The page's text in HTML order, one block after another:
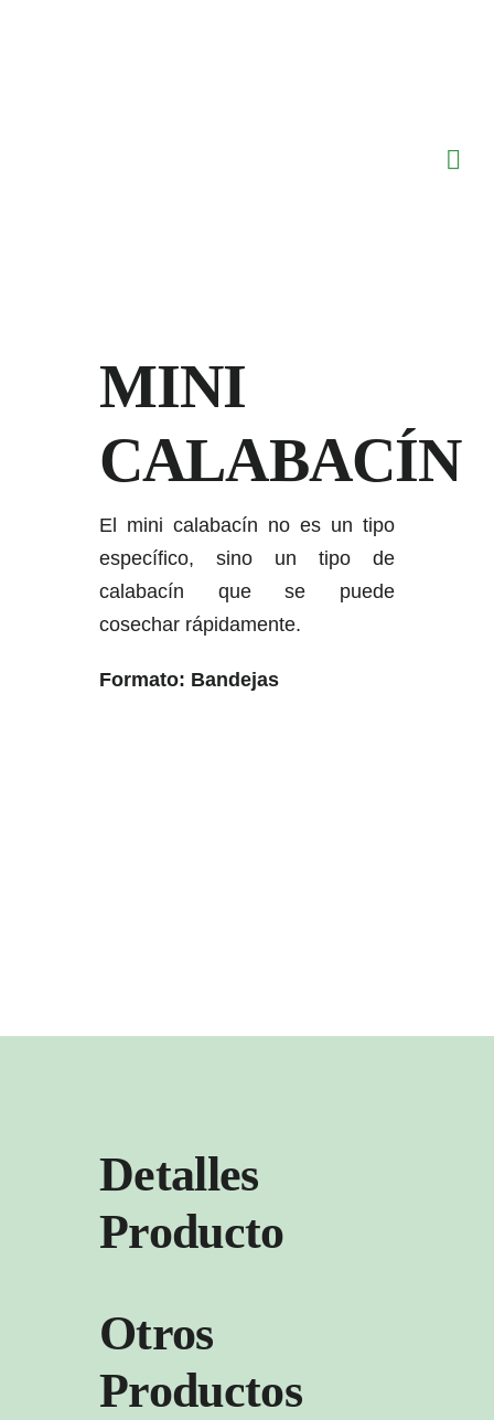
MINI
CALABACÍN
El mini calabacín no es un tipo
específico, sino un tipo de
calabacín que se puede
cosechar rápidamente.
Formato: Bandejas
Detalles
Producto
Otros
Productos